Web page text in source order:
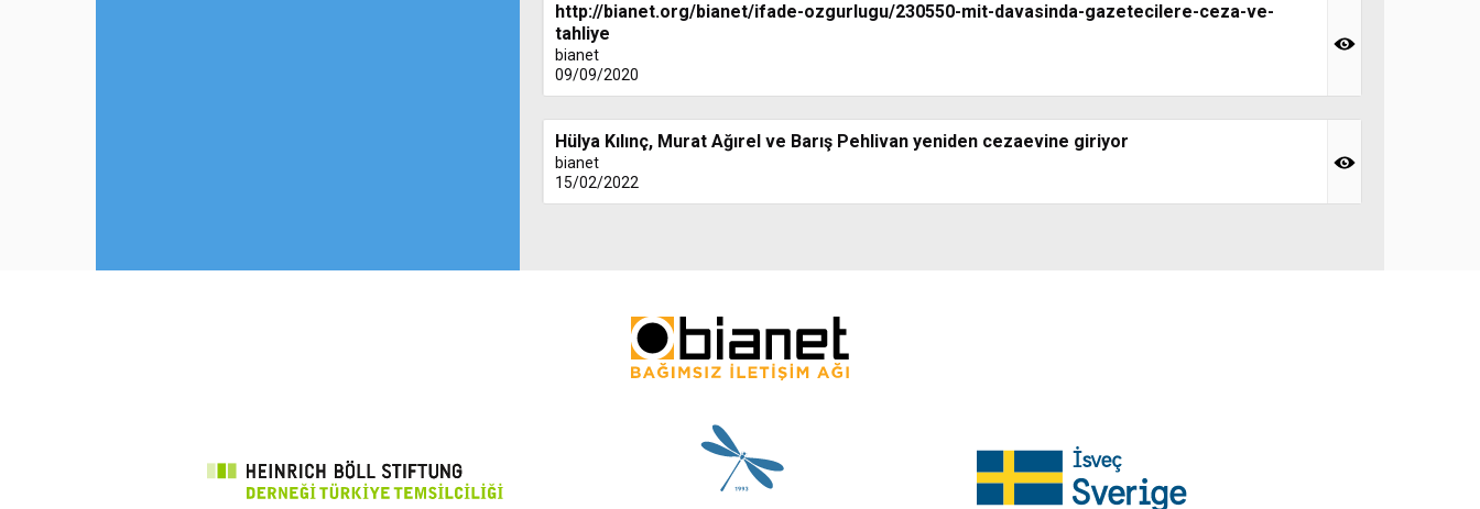
http://bianet.org/bianet/ifade-ozgurlugu/230550-mit-davasinda-gazetecilere-ceza-ve-
tahliye
bianet
09/09/2020
Hülya Kılınç, Murat Ağırel ve Barış Pehlivan yeniden cezaevine giriyor
bianet
15/02/2022